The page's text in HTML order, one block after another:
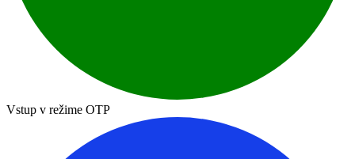
Vstup v režime OTP